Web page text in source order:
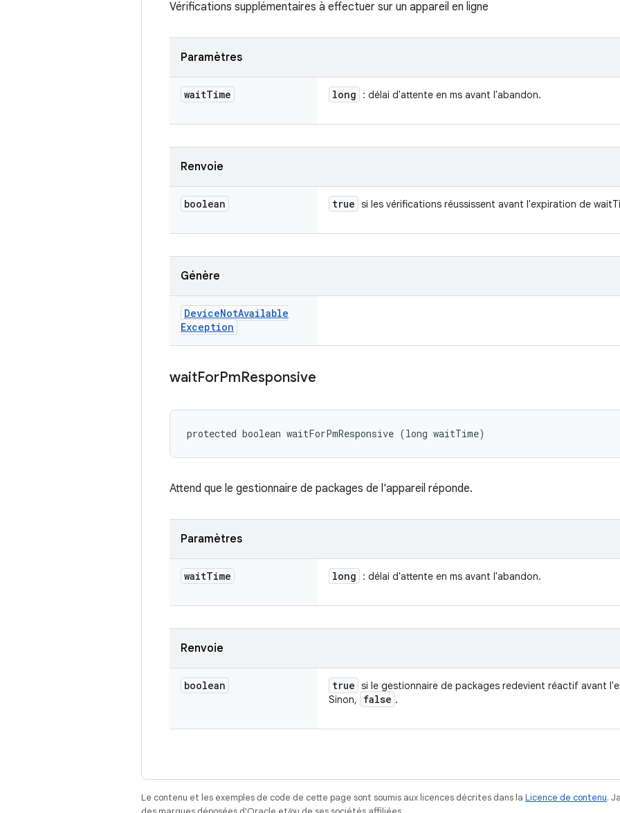
Vérifications supplémentaires à effectuer sur un appareil en ligne
Paramètres
waitTime long : délai d'attente en ms avant l'abandon.
Renvoie
boolean true si les vérifications réussissent avant l'expiration de
Génère
DeviceNotAvailable
Exception
waitForPmResponsive
protected boolean waitForPmResponsive (long waitTime)
Attend que le gestionnaire de packages de l'appareil réponde.
Paramètres
waitTime long : délai d'attente en ms avant l'abandon.
Renvoie
boolean true si le gestionnaire de packages redevient réactif avant
Sinon,
false .
Le contenu et les exemples de code de cette page sont soumis aux licences décrites dans la Licence de contenu.